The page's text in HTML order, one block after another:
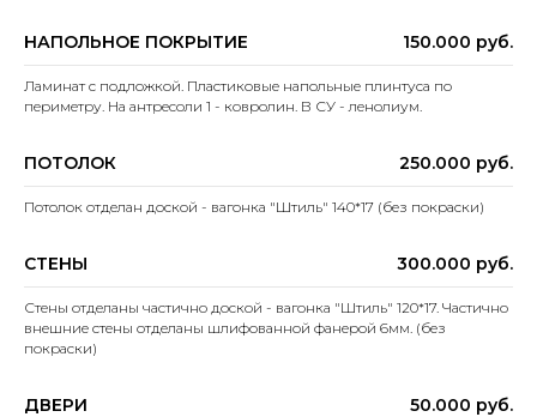
НАПОЛЬНОЕ ПОКРЫТИЕ 150.000 руб.
Ламинат с подложкой. Пластиковые напольные плинтуса по
периметру. На антресоли 1 - ковролин. В СУ - ленолиум.
ПОТОЛОК 250.000 руб.
Потолок отделан доской - вагонка "Штиль" 140*17 (без покраски)
СТЕНЫ 300.000 руб.
Стены отделаны частично доской - вагонка "Штиль" 120*17. Частично
внешние стены отделаны шлифованной фанерой 6мм. (без
покраски)
ДВЕРИ 50.000 руб.